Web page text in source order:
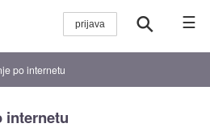
☰
po internetu
internetu